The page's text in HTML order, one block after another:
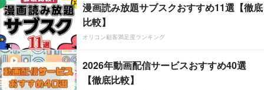
漫画読み放題サブスクおすすめ11選【徹底
比較】
オリコン顧客満足度ランキング
2026年動画配信サービスおすすめ40選
【徹底比較】